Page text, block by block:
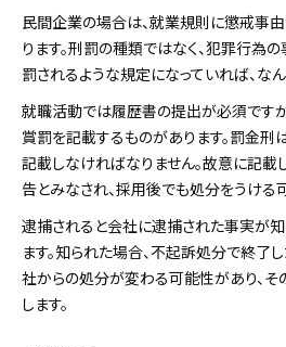
民間企業の場合は、就業規則に懲戒事
ります。刑罰の種類ではなく、犯罪行為
罰されるような規定になっていれば、な
就職活動では履歴書の提出が必須です
賞罰を記載するものがあります。罰金刑
記載しなければなりません。故意に記載
告とみなされ、採用後でも処分をうける
逮捕されると会社に逮捕された事実が
ます。知られた場合、不起訴処分で終了
社からの処分が変わる可能性があり、そ
します。